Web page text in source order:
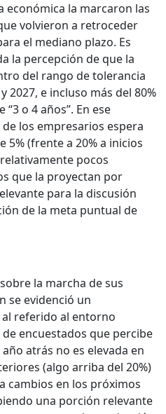
económica la marcaron las
volvieron a retroceder
el mediano plazo. Es
la percepción de que la
del rango de tolerancia
2027, e incluso más del 80%
o 4 años”. En ese
los empresarios espera
(frente a 20% a inicios
pocos
que la proyectan por
para la discusión
de la meta puntual de
la marcha de sus
se evidenció un
referido al entorno
encuestados que percibe
atrás no es elevada en
(algo arriba del 20%)
cambios en los próximos
una porción relevante